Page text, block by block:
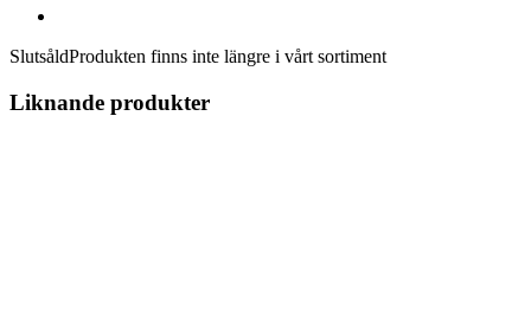
SlutsåldProdukten finns inte längre i vårt sortiment
Liknande produkter